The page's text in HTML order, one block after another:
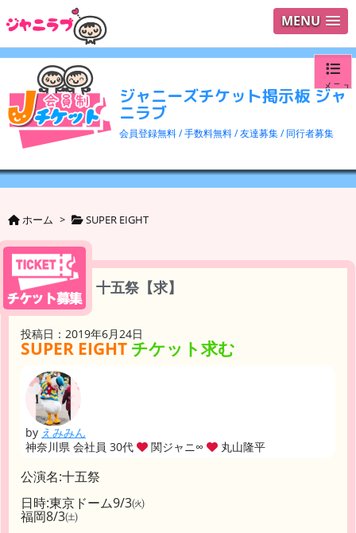
MENU
ジャニーズチケット掲示板 ジャ
ニラブ
会員登録無料 / 手数料無料 / 友達募集 / 同行者募集
メニュ
ログイ
ユーザ
ホーム > SUPER EIGHT
十五祭【求】
投稿日：2019年6月24日
SUPER EIGHT チケット求む
by えみみん
神奈川県 会社員 30代
関ジャニ∞ 丸山隆平
公演名:十五祭
日時:東京ドーム9/3㈫
福岡8/3㈯